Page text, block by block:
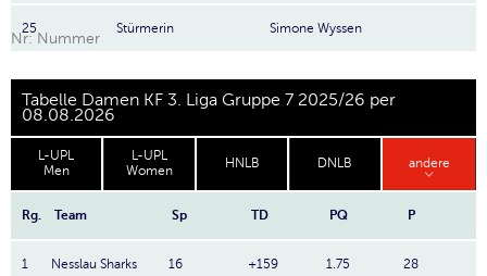
25 Stürmerin Simone Wyssen
Nr: Nummer
Tabelle Damen KF 3. Liga Gruppe 7 2025/26 per
08.08.2026
L-UPL
Men
L-UPL
Women
HNLB DNLB andere
Rg. Team Sp TD PQ P
1 Nesslau Sharks 16 +159 1.75 28